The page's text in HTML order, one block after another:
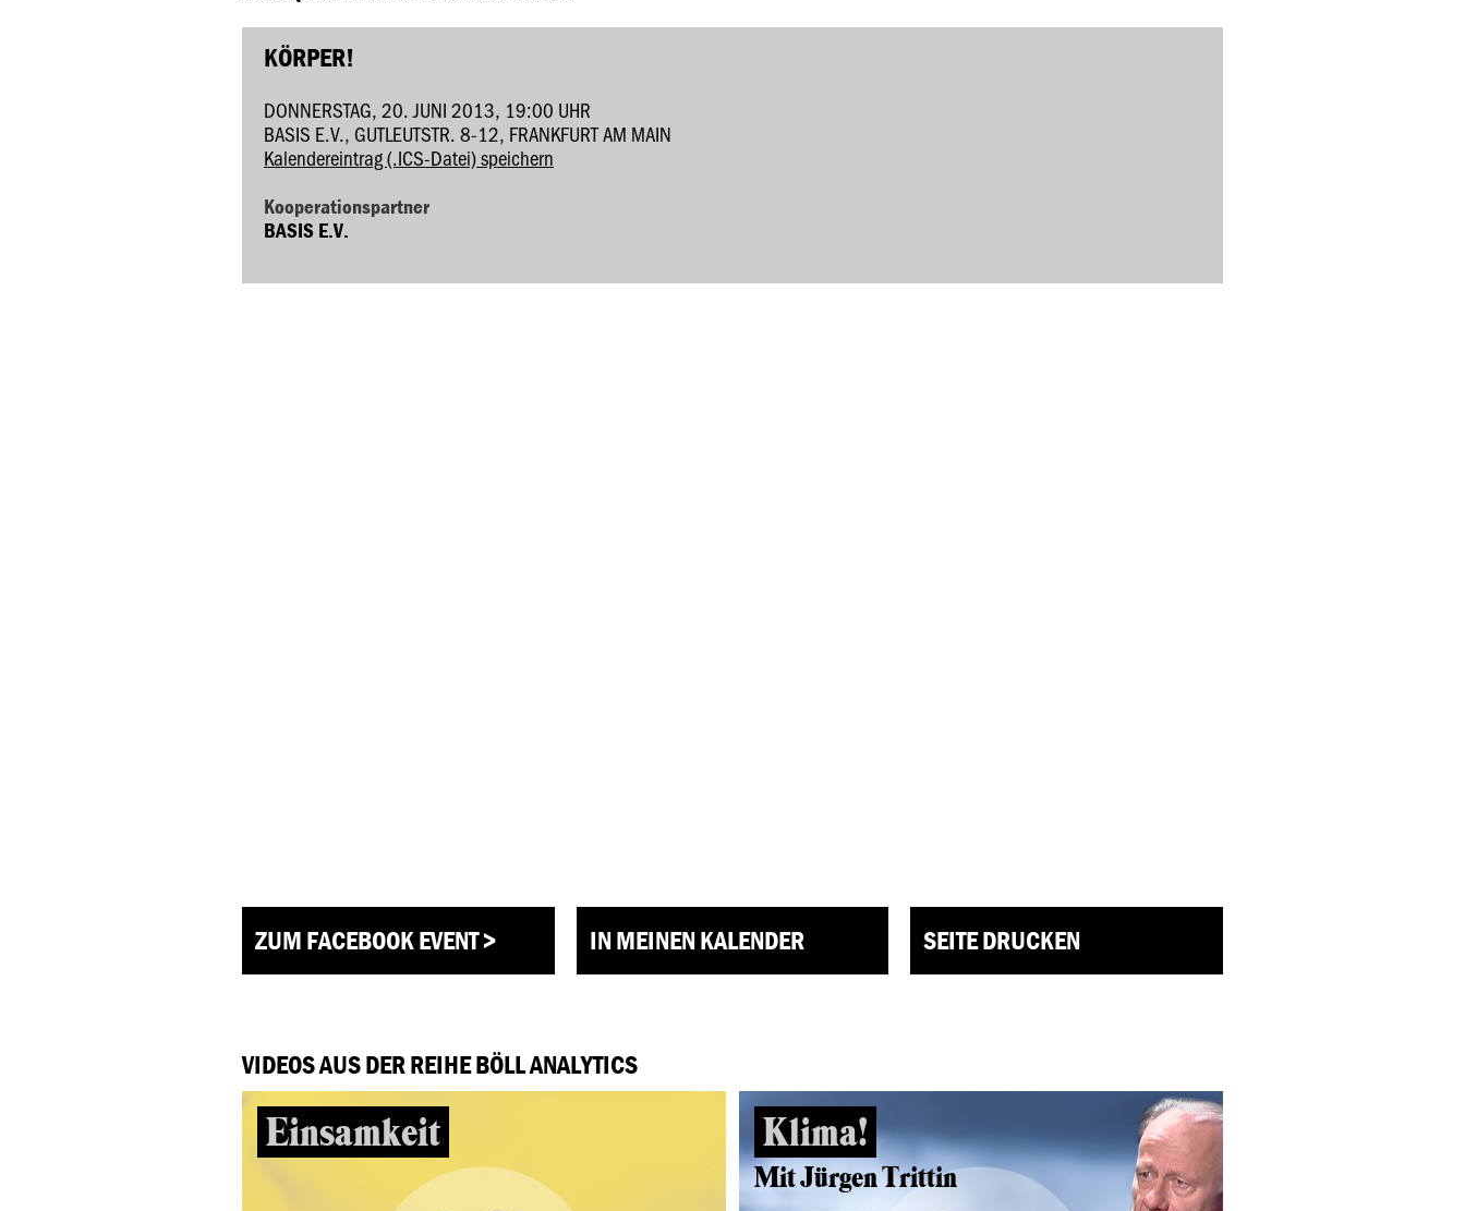
KÖRPER!
DONNERSTAG, 20. JUNI 2013, 19:00 UHR
BASIS E.V., GUTLEUTSTR. 8-12, FRANKFURT AM MAIN
Kalendereintrag (.ICS-Datei) speichern
Kooperationspartner
BASIS E.V.
ZUM FACEBOOK EVENT > IN MEINEN KALENDER SEITE DRUCKEN
VIDEOS AUS DER REIHE BÖLL ANALYTICS
Einsamkeit Klima!
Mit Jürgen Trittin